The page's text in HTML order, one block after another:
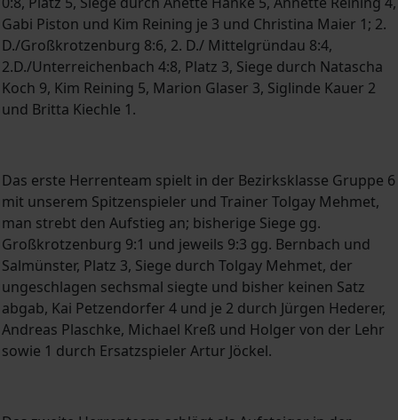
Gabi Piston und Kim Reining je 3 und Christina Maier 1; 2.
D./Großkrotzenburg 8:6, 2. D./ Mittelgründau 8:4,
2.D./Unterreichenbach 4:8, Platz 3, Siege durch Natascha
Koch 9, Kim Reining 5, Marion Glaser 3, Siglinde Kauer 2
und Britta Kiechle 1.
Das erste Herrenteam spielt in der Bezirksklasse Gruppe 6
mit unserem Spitzenspieler und Trainer Tolgay Mehmet,
man strebt den Aufstieg an; bisherige Siege gg.
Großkrotzenburg 9:1 und jeweils 9:3 gg. Bernbach und
Salmünster, Platz 3, Siege durch Tolgay Mehmet, der
ungeschlagen sechsmal siegte und bisher keinen Satz
abgab, Kai Petzendorfer 4 und je 2 durch Jürgen Hederer,
Andreas Plaschke, Michael Kreß und Holger von der Lehr
sowie 1 durch Ersatzspieler Artur Jöckel.